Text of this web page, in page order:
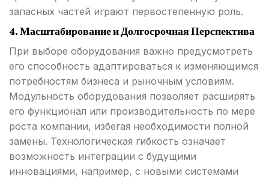
запасных частей играют первостепенную роль.
4. Масштабирование и Долгосрочная Перспектива
При выборе оборудования важно предусмотреть
его способность адаптироваться к изменяющимся
потребностям бизнеса и рыночным условиям.
Модульность оборудования позволяет расширять
его функционал или производительность по мере
роста компании, избегая необходимости полной
замены. Технологическая гибкость означает
возможность интеграции с будущими
инновациями, например, с новыми системами